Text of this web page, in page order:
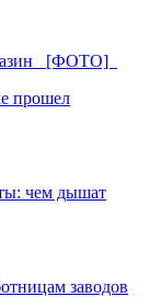
[ФОТО]
прошел
чем дышат
заводов